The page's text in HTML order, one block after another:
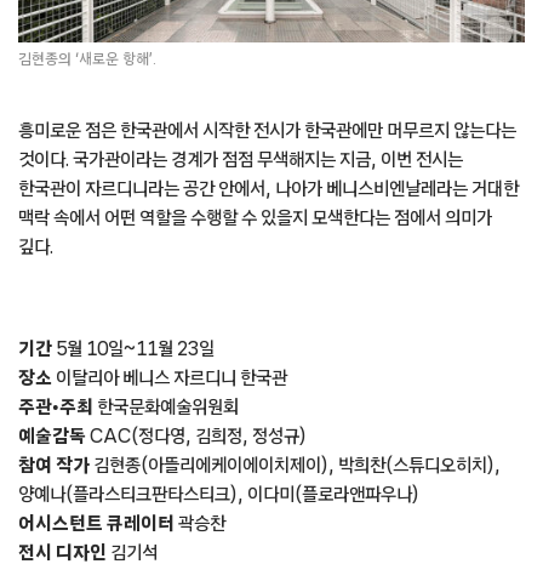
김현종의 ‘새로운 항해’.
흥미로운 점은 한국관에서 시작한 전시가 한국관에만 머무르지 않는다는
것이다. 국가관이라는 경계가 점점 무색해지는 지금, 이번 전시는
한국관이 자르디니라는 공간 안에서, 나아가 베니스비엔날레라는 거대한
맥락 속에서 어떤 역할을 수행할 수 있을지 모색한다는 점에서 의미가
깊다.
기간 5월 10일~11월 23일
장소 이탈리아 베니스 자르디니 한국관
주관ꞏ주최 한국문화예술위원회
예술감독CAC(정다영, 김희정, 정성규)
참여 작가 김현종(아뜰리에케이에이치제이), 박희찬(스튜디오히치),
양예나(플라스티크판타스티크), 이다미(플로라앤파우나)
어시스턴트 큐레이터 곽승찬
전시 디자인 김기석